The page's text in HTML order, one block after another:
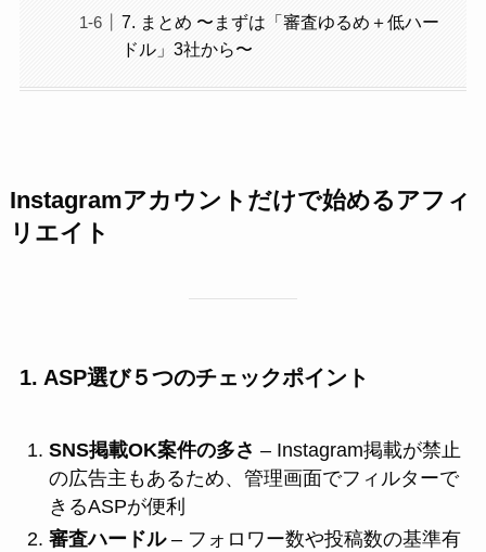
7. まとめ 〜まずは「審査ゆるめ＋低ハー
ドル」3社から〜
Instagramアカウントだけで始めるアフィ
リエイト
1. ASP選び５つのチェックポイント
SNS掲載OK案件の多さ – Instagram掲載が禁止
の広告主もあるため、管理画面でフィルターで
きるASPが便利
審査ハードル– フォロワー数や投稿数の基準有